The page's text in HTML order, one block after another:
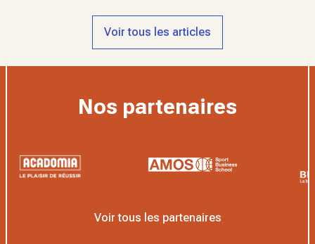
Voir tous les articles
Nos partenaires
Voir tous les partenaires